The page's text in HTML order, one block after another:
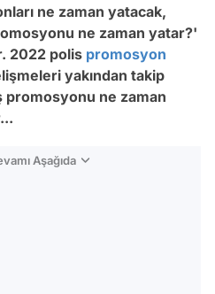
ne zaman yatacak,
ne zaman yatar?'
2022 polis promosyon
yakından takip
promosyonu ne zaman
Aşağıda